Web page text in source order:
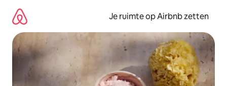
direct
naar
inhoud
Je ruimte op Airbnb zetten